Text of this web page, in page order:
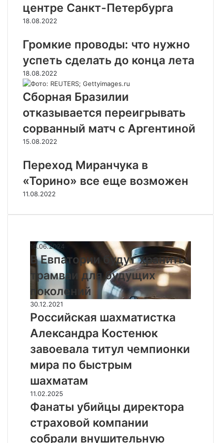
центре Санкт-Петербурга
18.08.2022
Громкие проводы: что нужно
успеть сделать до конца лета
18.08.2022
Сборная Бразилии
отказывается переигрывать
сорванный матч с Аргентиной
15.08.2022
Переход Миранчука в
«Торино» все еще возможен
11.08.2022
В
Е
в
т
о
р
и
и
б
д
у
т
х
р
а
16.06.2024
В Евпатории будут хранить
трамваи для будущих
поколений
Р
о
с
и
й
с
к
а
я
ш
х
м
30.12.2021
Российская шахматистка
Александра Костенюк
завоевала титул чемпионки
мира по быстрым
шахматам
Ф
а
а
т
11.02.2025
Фанаты убийцы директора
страховой компании
собрали внушительную